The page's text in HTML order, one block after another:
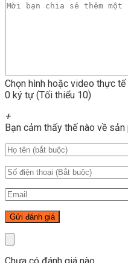
Chọn hình hoặc video thực tế
0 ký tự (Tối thiểu 10)
+
Bạn cảm thấy thế nào về
Chưa có đánh giá nào.